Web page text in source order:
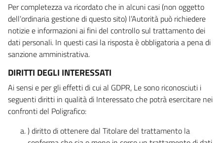
Per completezza va ricordato che in alcuni casi (non oggetto
dell’ordinaria gestione di questo sito) l’Autorità può richiedere
notizie e informazioni ai fini del controllo sul trattamento dei
dati personali. In questi casi la risposta è obbligatoria a pena di
sanzione amministrativa.
DIRITTI DEGLI INTERESSATI
Ai sensi e per gli effetti di cui al GDPR, Le sono riconosciuti i
seguenti diritti in qualità di Interessato che potrà esercitare nei
confronti del Poligrafico:
) diritto di ottenere dal Titolare del trattamento la